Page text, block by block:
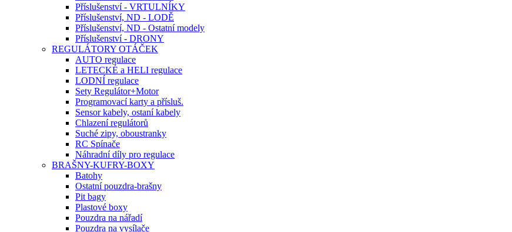
Příslušenství - VRTULNÍKY
Příslušenství, ND - LODĚ
Příslušenství, ND - Ostatní modely
Příslušenství - DRONY
REGULÁTORY OTÁČEK
AUTO regulace
LETECKÉ a HELI regulace
LODNÍ regulace
Sety Regulátor+Motor
Programovací karty a přísluš.
Sensor kabely, ostaní kabely
Chlazení regulátorů
Suché zipy, oboustranky
RC Spínače
Náhradní díly pro regulace
BRAŠNY-KUFRY-BOXY
Batohy
Ostatní pouzdra-brašny
Pit bagy
Plastové boxy
Pouzdra na nářadí
Pouzdra na vysílače